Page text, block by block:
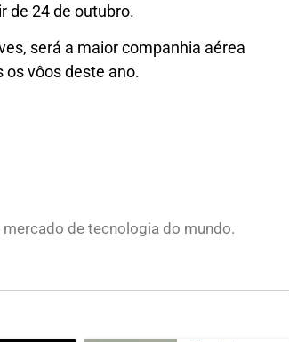
de 24 de outubro.
será a maior companhia aérea
vôos deste ano.
de tecnologia do mundo.